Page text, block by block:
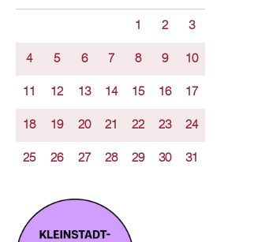
1 2 3
4 5 6 7 8 9 10
11 12 13 14 15 16 17
18 19 20 21 22 23 24
25 26 27 28 29 30 31